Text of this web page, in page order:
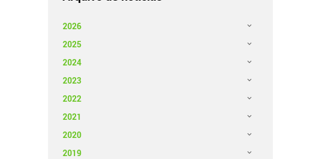
2026
2025
2024
2023
2022
2021
2020
2019